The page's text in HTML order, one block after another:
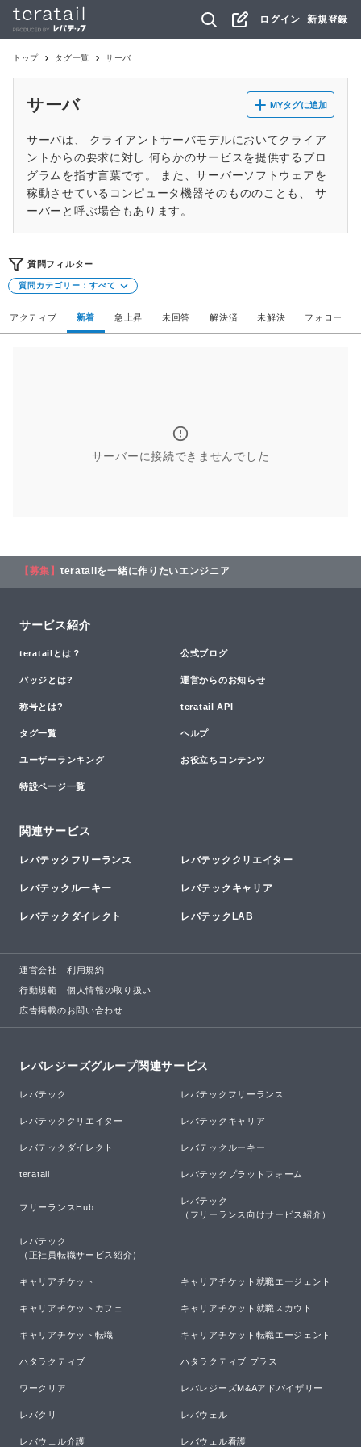
ログイン 新規登録
トップ タグ一覧 サーバ
サーバ MYタグに追加
サーバは、 クライアントサーバモデルにおいてクライア
ントからの要求に対し 何らかのサービスを提供するプロ
グラムを指す言葉です。 また、サーバーソフトウェアを
稼動させているコンピュータ機器そのもののことも、 サ
ーバーと呼ぶ場合もあります。
質問フィルター
質問カテゴリー： すべて
アクティブ 新着 急上昇 未回答 解決済 未解決 フォロー
サーバーに接続できませんでした
【募集】 teratailを一緒に作りたいエンジニア
サービス紹介
teratailとは？ 公式ブログ
バッジとは? 運営からのお知らせ
称号とは? teratail API
タグ一覧 ヘルプ
ユーザーランキング お役立ちコンテンツ
特設ページ一覧
関連サービス
レバテックフリーランス レバテッククリエイター
レバテックルーキー レバテックキャリア
レバテックダイレクト レバテックLAB
運営会社 利用規約
行動規範 個人情報の取り扱い
広告掲載のお問い合わせ
レバレジーズグループ関連サービス
レバテック レバテックフリーランス
レバテッククリエイター レバテックキャリア
レバテックダイレクト レバテックルーキー
teratail レバテックプラットフォーム
フリーランスHub
レバテック
（フリーランス向けサービス紹介）
レバテック
（正社員転職サービス紹介）
キャリアチケット キャリアチケット就職エージェント
キャリアチケットカフェ キャリアチケット就職スカウト
キャリアチケット転職 キャリアチケット転職エージェント
ハタラクティブ ハタラクティブ プラス
ワークリア レバレジーズM&Aアドバイザリー
レバクリ レバウェル
レバウェル介護 レバウェル看護